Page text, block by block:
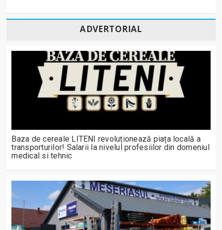
ADVERTORIAL
Baza de cereale LITENI revoluționează piața locală a
transporturilor! Salarii la nivelul profesiilor din domeniul
medical si tehnic